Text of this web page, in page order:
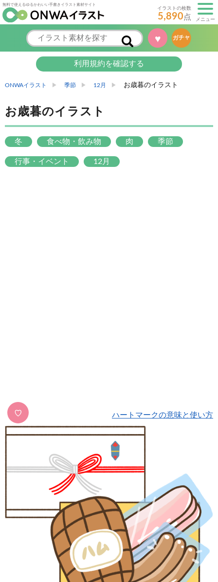
無料で使えるゆるかわいい手書きイラスト素材サイト
イラストの枚数
5,890点 メニュー
♥ ガチャ
利用規約を確認する
ONWAイラスト 季節 12月 お歳暮のイラスト
お歳暮のイラスト
冬 食べ物・飲み物 肉 季節
行事・イベント 12月
♡ ハートマークの意味と使い方